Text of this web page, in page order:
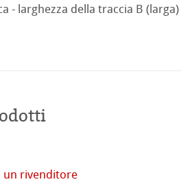
- larghezza della traccia B (larga)
un rivenditore